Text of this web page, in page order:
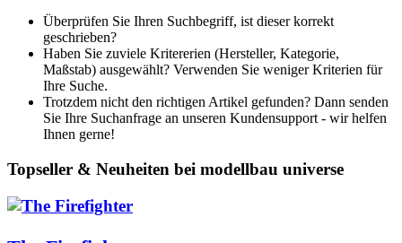
Überprüfen Sie Ihren Suchbegriff, ist dieser korrekt
geschrieben?
Haben Sie zuviele Kritererien (Hersteller, Kategorie,
Maßstab) ausgewählt? Verwenden Sie weniger Kriterien für
Ihre Suche.
Trotzdem nicht den richtigen Artikel gefunden? Dann senden
Sie Ihre Suchanfrage an unseren Kundensupport - wir helfen
Ihnen gerne!
Topseller & Neuheiten bei modellbau universe